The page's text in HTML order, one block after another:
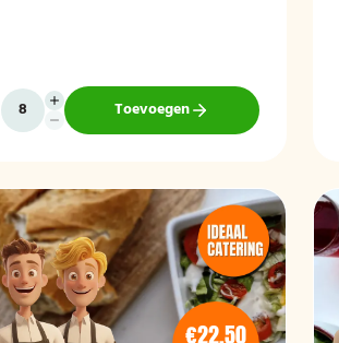
Toevoegen
€22,50